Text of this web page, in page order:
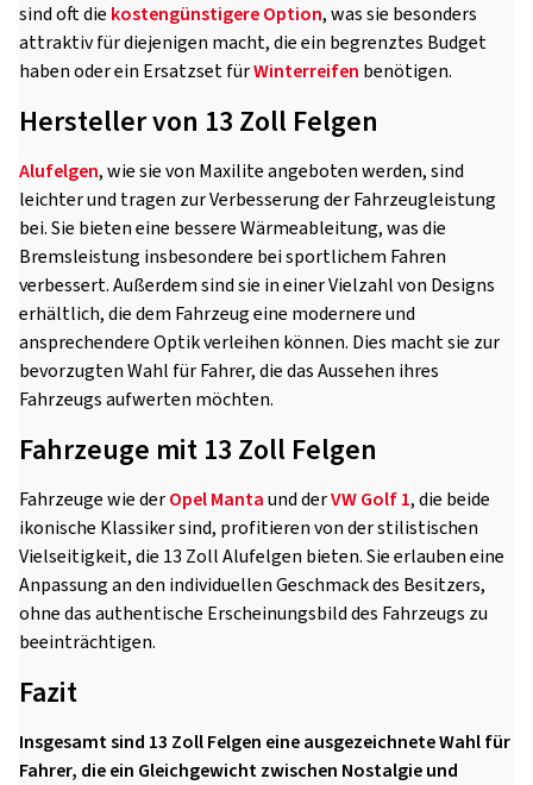
sind oft die kostengünstigere Option, was sie besonders
attraktiv für diejenigen macht, die ein begrenztes Budget
haben oder ein Ersatzset fürWinterreifen benötigen.
Hersteller von 13 Zoll Felgen
Alufelgen, wie sie von Maxilite angeboten werden, sind
leichter und tragen zur Verbesserung der Fahrzeugleistung
bei. Sie bieten eine bessere Wärmeableitung, was die
Bremsleistung insbesondere bei sportlichem Fahren
verbessert. Außerdem sind sie in einer Vielzahl von Designs
erhältlich, die dem Fahrzeug eine modernere und
ansprechendere Optik verleihen können. Dies macht sie zur
bevorzugten Wahl für Fahrer, die das Aussehen ihres
Fahrzeugs aufwerten möchten.
Fahrzeuge mit 13 Zoll Felgen
Fahrzeuge wie derOpel Mantaund derVW Golf 1, die beide
ikonische Klassiker sind, profitieren von der stilistischen
Vielseitigkeit, die 13 Zoll Alufelgen bieten. Sie erlauben eine
Anpassung an den individuellen Geschmack des Besitzers,
ohne das authentische Erscheinungsbild des Fahrzeugs zu
beeinträchtigen.
Fazit
Insgesamt sind 13 Zoll Felgen eine ausgezeichnete Wahl für
Fahrer, die ein Gleichgewicht zwischen Nostalgie und